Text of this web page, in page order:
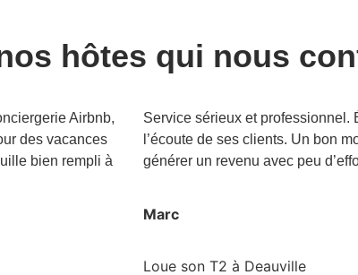
hôtes qui nous
Airbnb,
des vacances
bien rempli à
Service sérieux et professionnel.
l’écoute de ses clients. Un bon
générer un revenu avec peu
Marc
Loue son T2 à Deauville